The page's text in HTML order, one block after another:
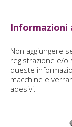
Informazioni
Non aggiungere
registrazione e/o
queste
macchine e
adesivi.